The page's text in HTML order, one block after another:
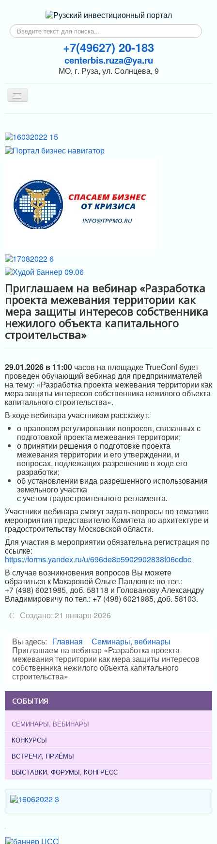
Искать...
+7(49627) 20-183
centerbis.ruza@ya.ru
МО, г. Руза, ул. Солнцева, 9
Включить/
выключить
ГЛАВНАЯ
НОВОСТИ
ПОДДЕРЖКА БИЗНЕСА
МЕРЫ ПОДДЕРЖКИ
ИНФРАСТРУКТУРА ПОДДЕРЖКИ
Приглашаем на вебинар «Разработка
проекта межевания территории как
мера защиты интересов собственника
нежилого объекта капитального
строительства»
29.01.2026 в 11:00 часов на площадке TrueConf будет
проведен обучающий вебинар для предпринимателей
на тему: «Разработка проекта межевания территории как
мера защиты интересов собственника нежилого объекта
капитального строительства».
В ходе вебинара участникам расскажут:
о правовом регулировании вопросов, связанных с
подготовкой проекта межевания территории;
о принятии решения о подготовке проекта
межевания территории и его утверждении, и
вопросах, подлежащих разрешению в ходе его
разработки;
об установлении вида разрешенного использования
земельного участка
с учетом градостроительного регламента.
Участники вебинара смогут задать вопросы по тематике
мероприятия представителю Комитета по архитектуре и
градостроительству Московской области.
Для участия в мероприятии обязательна регистрация по
ссылке:
https://forms.yandex.ru/u/696de8b5902902838f06cdbc
В случае возникновения вопросов Вы можете
обратиться к Макаровой Ольге Павловне по тел.:
+7 (498) 6021985, доб. 58118 и Голованову Александру
Владимировичу по тел.: +7 (498) 6021985, доб. 58103.
Создано: 21 января 2026
Вы здесь: Главная Семинары, вебинары
Приглашаем на вебинар «Разработка проекта
межевания территории как мера защиты интересов
собственника нежилого объекта капитального
строительства»
СОБЫТИЯ
СЕМИНАРЫ, ВЕБИНАРЫ
КОНКУРСЫ
ВСТРЕЧИ, ПРИЁМЫ
ВЫСТАВКИ, ФОРУМЫ, КОНГРЕСС